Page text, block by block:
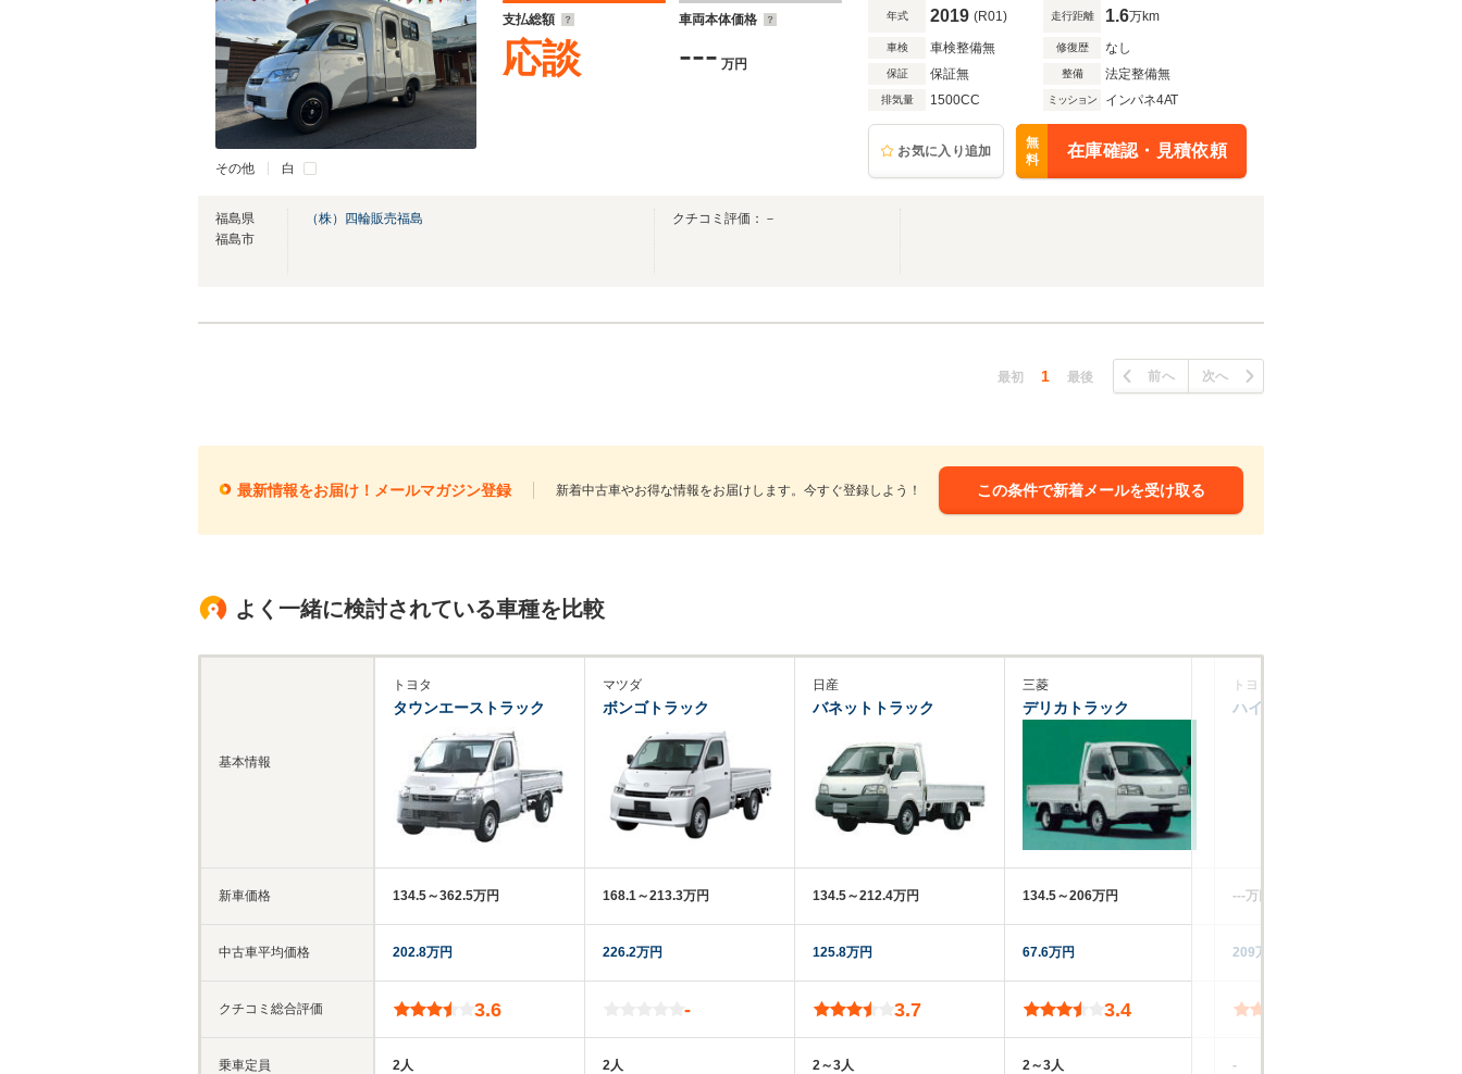
その他 白
支払総額
応談
車両本体価格
--- 万円
年式 2019 (R01) 走行距離 1.6万km
車検 車検整備無 修復歴 なし
保証 保証無 整備 法定整備無
排気量 1500CC ミッション インパネ4AT
お気に入り追加
無
料
在庫確認・見積依頼
福島県
福島市
（株）四輪販売福島 クチコミ評価：－
最初 1 最後 前へ 次へ
最新情報をお届け！メールマガジン登録 新着中古車やお得な情報をお届けします。今すぐ登録しよう！ この条件で新着メールを受け取る
よく一緒に検討されている車種を比較
基本情報
新車価格
中古車平均価格
クチコミ総合評価
乗車定員
トヨタ
タウンエーストラック
134.5～362.5万円
202.8万円
3.6
2人
マツダ
ボンゴトラック
168.1～213.3万円
226.2万円
-
2人
日産
バネットトラック
134.5～212.4万円
125.8万円
3.7
2～3人
三菱
デリカトラック
134.5～206万円
67.6万円
3.4
2～3人
トヨタ
ハイエーストラック
‐‐‐万円
209万円
-